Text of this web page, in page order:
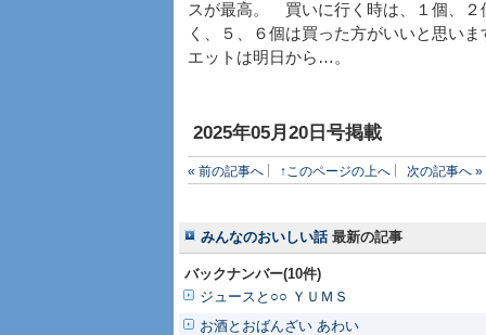
スが最高。 買いに行く時は、１個、２
く、５、６個は買った方がいいと思い
エットは明日から…。
2025年05月20日号掲載
« 前の記事へ ↑このページの上へ 次の記事へ »
みんなのおいしい話 最新の記事
バックナンバー(10件)
ジュースと○○ ＹＵＭＳ
お酒とおばんざい あわい